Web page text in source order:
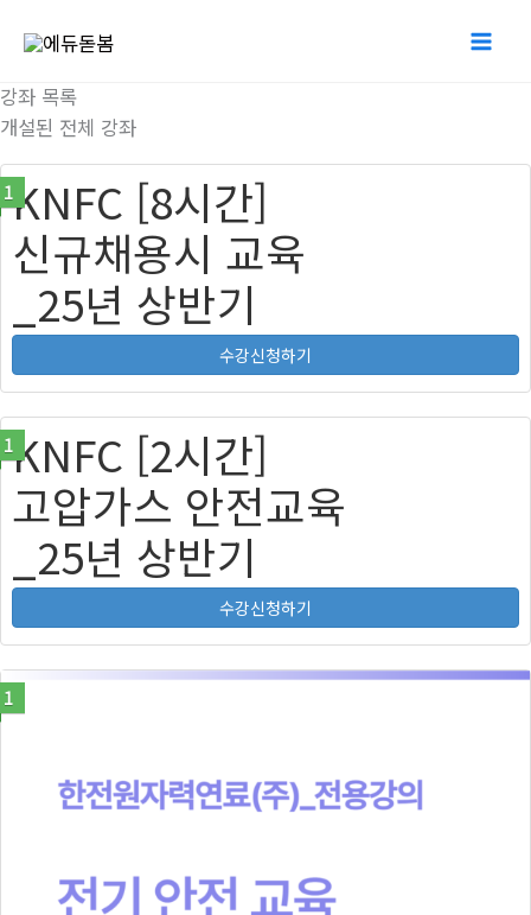
츠
로
건
너
기
강좌 목록
개설된 전체 강좌
1KNFC [8시간]
신규채용시 교육
_25년 상반기
수강신청하기
1KNFC [2시간]
고압가스 안전교육
_25년 상반기
수강신청하기
1